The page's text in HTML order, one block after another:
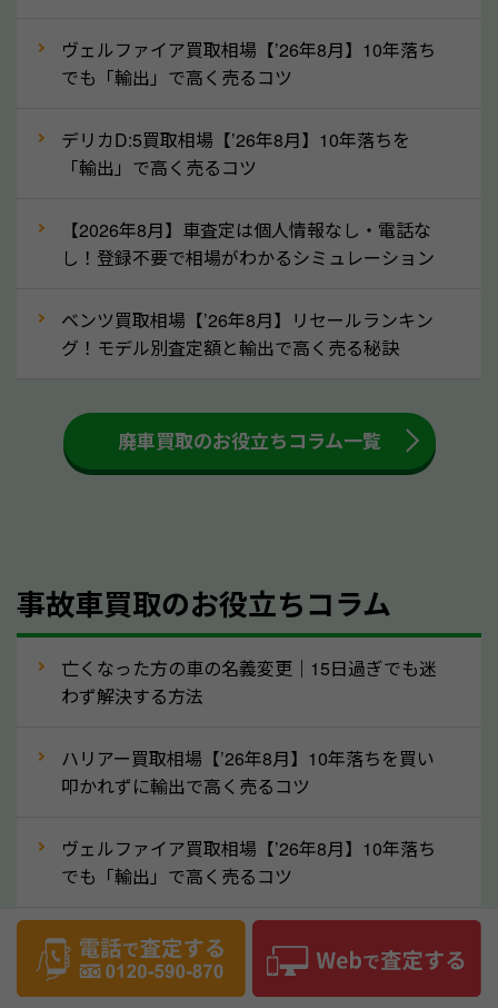
でも高価買取が可能なケースは珍しくないため、まず
はWebで簡単にできる無料査定をお試しください。
実績」で確認できます。
⑤車内の簡単な清掃で買取価格アップも！
しばらく乗っていない車は、車内のシートや座席の下
が汚れていることも多いです。シミや汚れが付着して
す。車内の汚れは簡単な清掃だけで取り除けることも
多いため、査定前にチェックして、清掃をしておくの
大きな汚れがない限り必要はありません。査定に影響
するケースは少ないため、そのままお持ちいただいて
あるため、まずは栃木県のソコカラへ車の状態につい
てお気軽にご相談ください。
⑥車の需要が高まるタイミングで売るのも
高価買取のポイント！
買取依頼をするのもポイントです。車にも需要の高い
めになる可能性もあります。逆に需要が高い時期であ
れば、高い価格でも買取やすくなります。一般的に新
需要が高いです。また、転職者が多い9〜10月ごろ
も、比較的高い価格で売れるケースがあります。買取
ヴェルファイア買取相場【’26年8月】10年落ち
でも「輸出」で高く売るコツ
デリカD:5買取相場【’26年8月】10年落ちを
「輸出」で高く売るコツ
【2026年8月】車査定は個人情報なし・電話な
し！登録不要で相場がわかるシミュレーション
ベンツ買取相場【’26年8月】リセールランキン
グ！モデル別査定額と輸出で高く売る秘訣
廃車買取のお役立ちコラム一覧
事故車買取のお役立ちコラム
亡くなった方の車の名義変更｜15日過ぎでも迷
わず解決する方法
ハリアー買取相場【’26年8月】10年落ちを買い
叩かれずに輸出で高く売るコツ
ヴェルファイア買取相場【’26年8月】10年落ち
でも「輸出」で高く売るコツ
デリカD:5買取相場【’26年8月】10年落ちを
「輸出」で高く売るコツ